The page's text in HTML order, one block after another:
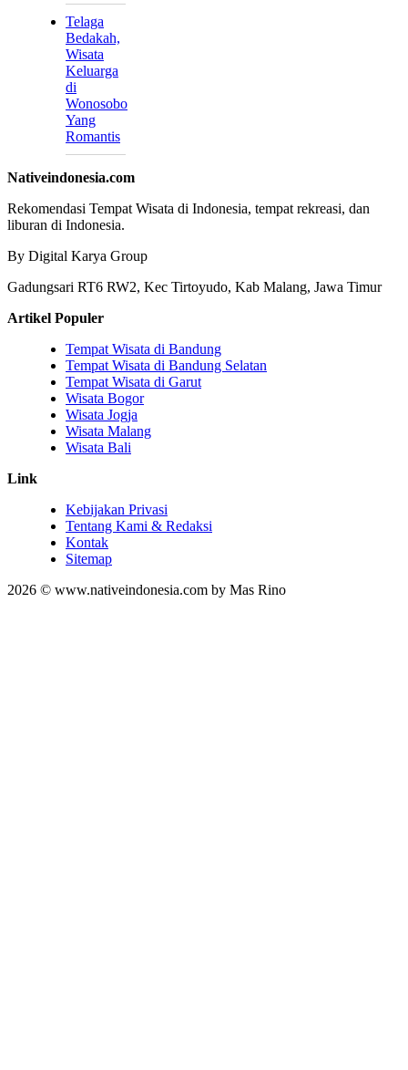
Telaga
Bedakah,
Wisata
Keluarga
di
Wonosobo
Yang
Romantis
Nativeindonesia.com
Rekomendasi Tempat Wisata di Indonesia, tempat rekreasi, dan
liburan di Indonesia.
By Digital Karya Group
Gadungsari RT6 RW2, Kec Tirtoyudo, Kab Malang, Jawa Timur
Artikel Populer
Tempat Wisata di Bandung
Tempat Wisata di Bandung Selatan
Tempat Wisata di Garut
Wisata Bogor
Wisata Jogja
Wisata Malang
Wisata Bali
Link
Kebijakan Privasi
Tentang Kami & Redaksi
Kontak
Sitemap
2026 © www.nativeindonesia.com by Mas Rino